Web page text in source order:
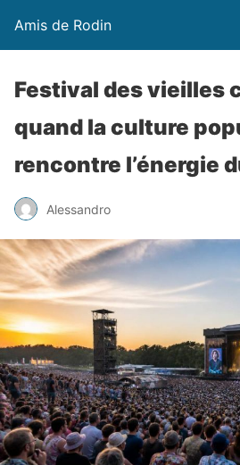
Amis de Rodin
Festival des vieilles
quand la culture
rencontre l’énergie
Alessandro